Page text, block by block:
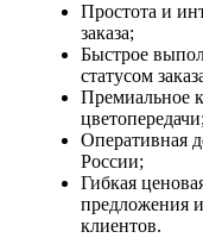
Простота и
заказа;
Быстрое
статусом
Премиальное
цветопередачи;
Оперативная
России;
Гибкая
предложения
клиентов.